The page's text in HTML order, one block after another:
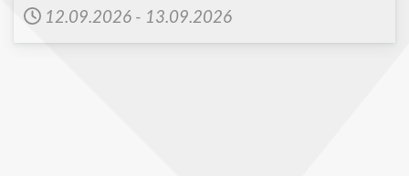
12.09.2026 - 13.09.2026